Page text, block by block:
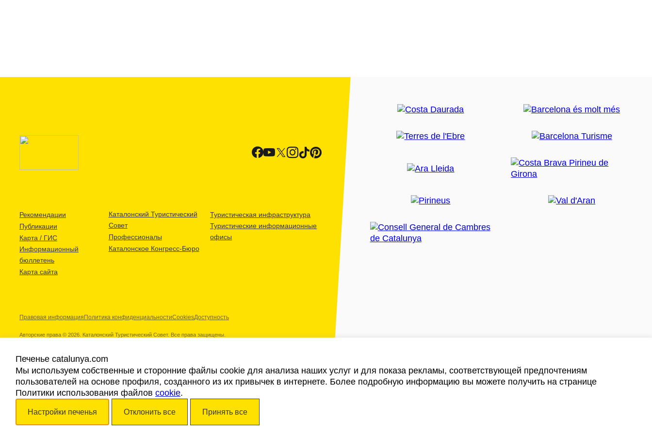
Рекомендации
Публикации
Карта / ГИС
Информационный
бюллетень
Карта сайта
Каталонский Туристический
Совет
Профессионалы
Каталонское Конгресс-Бюро
Туристическая инфраструктура
Туристические информационные
офисы
Правовая информация Политика конфиденциальностиCookiesДоступность
Авторские права © 2026. Каталонский Туристический Совет. Все права защищены.
Наши партнеры
Печенье catalunya.com
Мы используем собственные и сторонние файлы cookie для анализа наших услуг и для показа рекламы, соответствующей предпочтениям
пользователей на основе профиля, созданного из их привычек в интернете. Более подробную информацию вы можете получить на странице
Политики использования файлов cookie.
Настройки печенья Отклонить все Принять все